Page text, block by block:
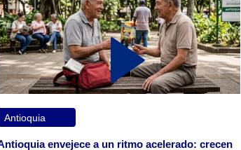
Antioquia
envejece a un ritmo acelerado: crecen